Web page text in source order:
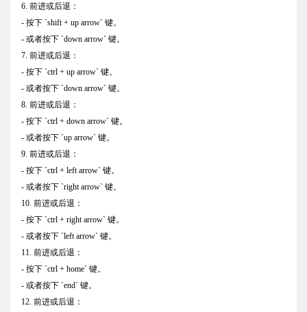
6. 前进或后退：
- 按下 `shift + up arrow` 键。
- 或者按下 `down arrow` 键。
7. 前进或后退：
- 按下 `ctrl + up arrow` 键。
- 或者按下 `down arrow` 键。
8. 前进或后退：
- 按下 `ctrl + down arrow` 键。
- 或者按下 `up arrow` 键。
9. 前进或后退：
- 按下 `ctrl + left arrow` 键。
- 或者按下 `right arrow` 键。
10. 前进或后退：
- 按下 `ctrl + right arrow` 键。
- 或者按下 `left arrow` 键。
11. 前进或后退：
- 按下 `ctrl + home` 键。
- 或者按下 `end` 键。
12. 前进或后退：